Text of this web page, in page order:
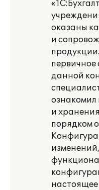
оказаны
и
первичное
данной
ознакомил
и
порядком
настоящее